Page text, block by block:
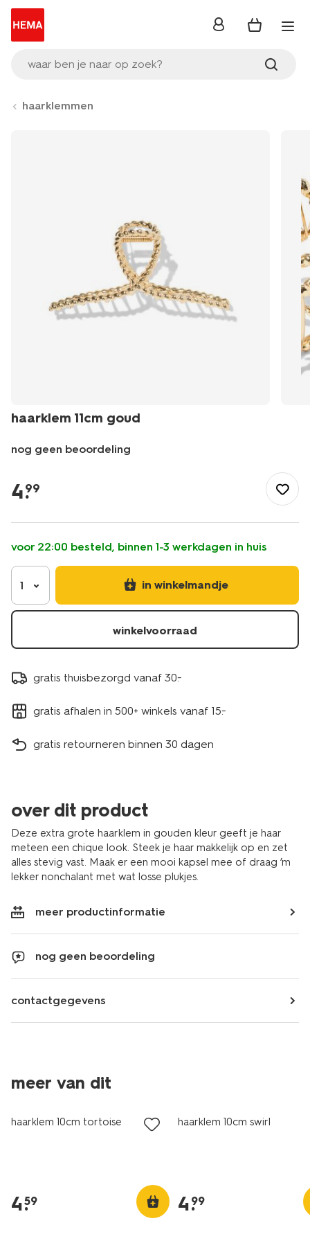
waar ben je naar op zoek?
inloggen
haarklemmen
haarklem 11cm goud
nog geen beoordeling
gezond/persoonlijke-
verzorging/haarverzorging/haaraccessoires/klemmen/
goud-
11800222.html
4.
99
voor 22:00 besteld, binnen 1-3 werkdagen in huis
1 in winkelmandje
winkelvoorraad
gratis thuisbezorgd vanaf 30.-
gratis afhalen in 500+ winkels vanaf 15.-
gratis retourneren binnen 30 dagen
over dit product
Deze extra grote haarklem in gouden kleur geeft je haar
meteen een chique look. Steek je haar makkelijk op en zet
alles stevig vast. Maak er een mooi kapsel mee of draag ’m
lekker nonchalant met wat losse plukjes.
meer productinformatie
nog geen beoordeling
contactgegevens
meer van dit
haarklem 10cm tortoise
4.
59
haarklem 10cm swirl
4.
99